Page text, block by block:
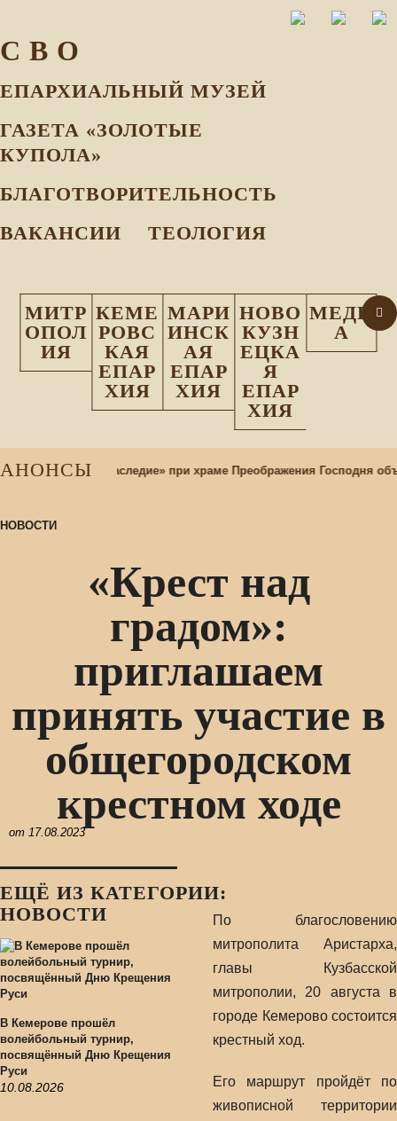
С В О
ЕПАРХИАЛЬНЫЙ МУЗEЙ
ГАЗЕТА «ЗОЛОТЫЕ
КУПОЛА»
БЛАГОТВОРИТЕЛЬНОСТЬ
ВАКАНСИИ
ТЕОЛОГИЯ
МИТР
ОПОЛ
ИЯ
КЕМЕ
РОВС
КАЯ
ЕПАР
ХИЯ
МАРИ
ИНСК
АЯ
ЕПАР
ХИЯ
НОВО
КУЗН
ЕЦКА
Я
ЕПАР
ХИЯ
МЕДИ
А
АНОНСЫцентр «Наследие» при храме Преображения Господня
НОВОСТИ
«Крест над
градом»:
приглашаем
принять участие в
общегородском
крестном ходе
от 17.08.2023
ЕЩЁ ИЗ КАТЕГОРИИ:
НОВОСТИ
В Кемерове прошёл
волейбольный турнир,
посвящённый Дню Крещения
Руси
10.08.2026
По благословению
митрополита Аристарха,
главы Кузбасской
митрополии, 20 августа в
городе Кемерово состоится
крестный ход.
Его маршрут пройдёт по
живописной территории